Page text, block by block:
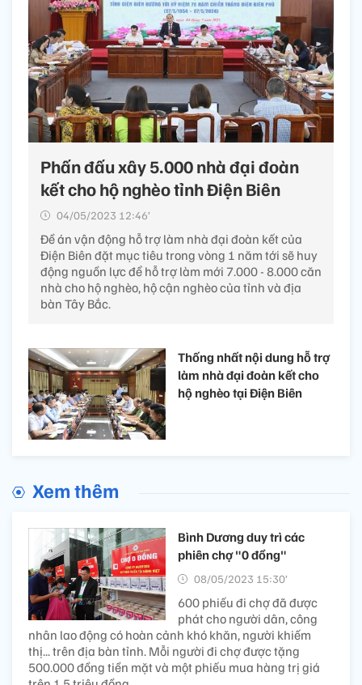
Phấn đấu xây 5.000 nhà đại đoàn
kết cho hộ nghèo tỉnh Điện Biên
04/05/2023 12:46’
Đề án vận động hỗ trợ làm nhà đại đoàn kết của
Điện Biên đặt mục tiêu trong vòng 1 năm tới sẽ huy
động nguồn lực để hỗ trợ làm mới 7.000 - 8.000 căn
nhà cho hộ nghèo, hộ cận nghèo của tỉnh và địa
bàn Tây Bắc.
Thống nhất nội dung hỗ trợ
làm nhà đại đoàn kết cho
hộ nghèo tại Điện Biên
Xem thêm
Bình Dương duy trì các
phiên chợ "0 đồng"
08/05/2023 15:30’
600 phiếu đi chợ đã được
phát cho người dân, công
nhân lao động có hoàn cảnh khó khăn, người khiếm
thị... trên địa bàn tỉnh. Mỗi người đi chợ được tặng
500.000 đồng tiền mặt và một phiếu mua hàng trị giá